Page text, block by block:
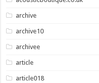
archive
archive10
archivee
article
article018